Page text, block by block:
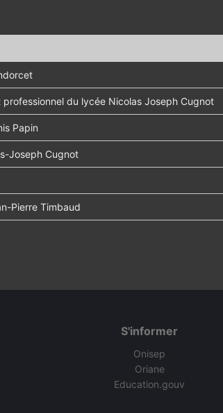
du lycée Nicolas Joseph Cugnot
Papin
Joseph Cugnot
Pierre Timbaud
S'informer
Onisep
Oriane
Education.gouv